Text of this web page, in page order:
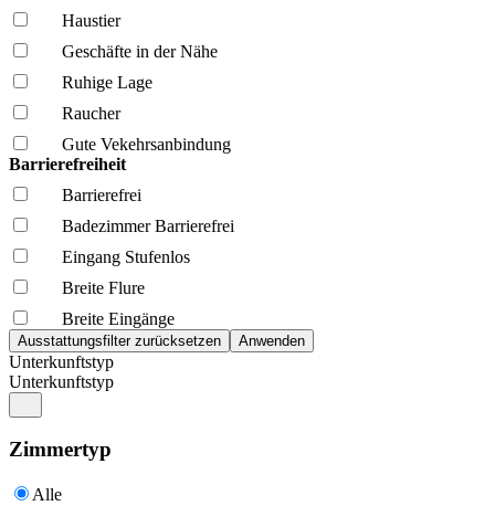
Haustier
Geschäfte in der Nähe
Ruhige Lage
Raucher
Gute Vekehrsanbindung
Barrierefreiheit
Barrierefrei
Badezimmer Barrierefrei
Eingang Stufenlos
Breite Flure
Breite Eingänge
Unterkunftstyp
Unterkunftstyp
Zimmertyp
Alle